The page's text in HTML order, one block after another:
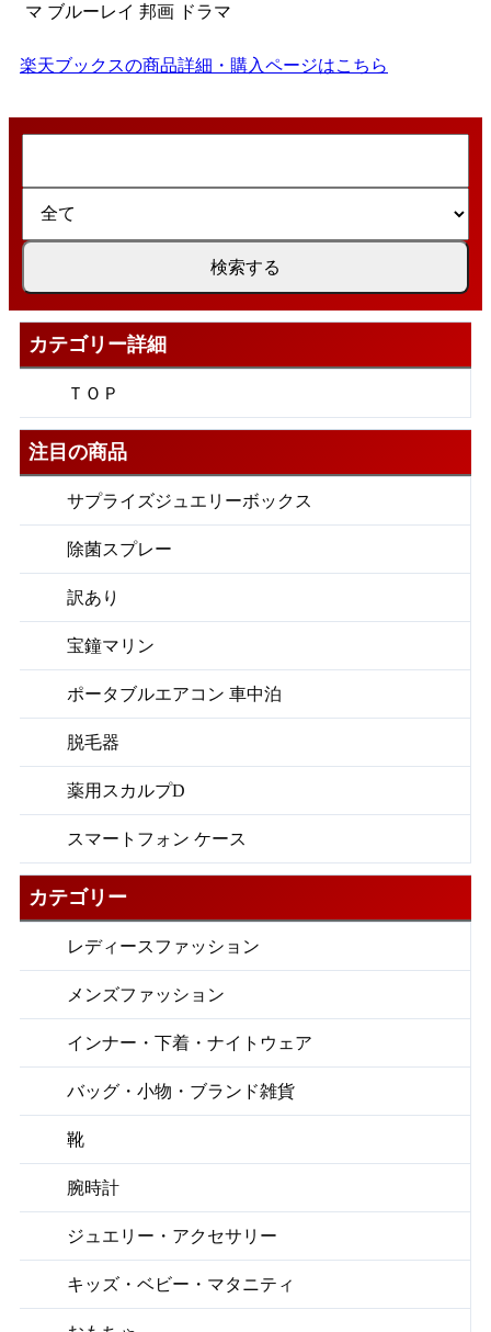
マ ブルーレイ 邦画 ドラマ
楽天ブックスの商品詳細・購入ページはこちら
カテゴリー詳細
ＴＯＰ
注目の商品
サプライズジュエリーボックス
除菌スプレー
訳あり
宝鐘マリン
ポータブルエアコン 車中泊
脱毛器
薬用スカルプD
スマートフォン ケース
カテゴリー
レディースファッション
メンズファッション
インナー・下着・ナイトウェア
バッグ・小物・ブランド雑貨
靴
腕時計
ジュエリー・アクセサリー
キッズ・ベビー・マタニティ